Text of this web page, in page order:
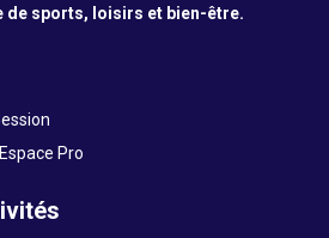
de sports, loisirs et bien-être.
Pro